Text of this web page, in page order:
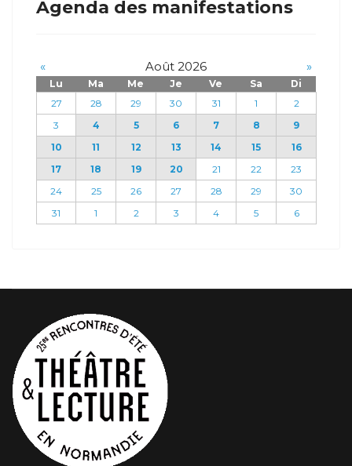
Agenda des manifestations
« Août 2026 »
Lu Ma Me Je Ve Sa
Di
27
28 29 30 31 1
2
3
4 5 6 7 8
9
10
11 12 13 14 15
16
17
18 19 20 21 22
23
24
25 26 27 28 29
30
31
1 2 3 4 5 6